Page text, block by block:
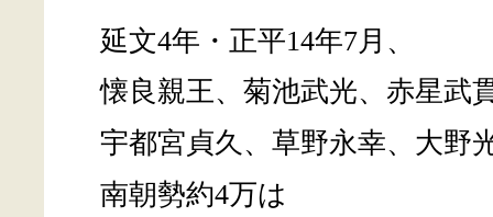
延文4年・正平14年7月、
懐良親王、菊池武光、赤星武
宇都宮貞久、草野永幸、大野
南朝勢約4万は